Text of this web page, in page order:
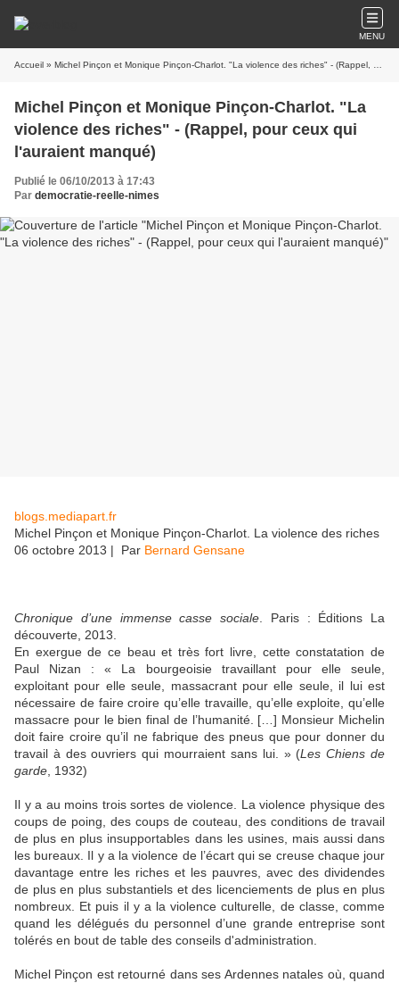
MENU
Accueil » Michel Pinçon et Monique Pinçon-Charlot. "La violence des riches" - (Rappel, pour ceux qui l'auraient manqué)
Michel Pinçon et Monique Pinçon-Charlot. "La
violence des riches" - (Rappel, pour ceux qui
l'auraient manqué)
Publié le 06/10/2013 à 17:43
Par democratie-reelle-nimes
blogs.mediapart.fr
Michel Pinçon et Monique Pinçon-Charlot. La violence des riches
06 octobre 2013 | Par Bernard Gensane
Chronique d’une immense casse sociale . Paris : Éditions La
découverte, 2013.
En exergue de ce beau et très fort livre, cette constatation de
Paul Nizan : « La bourgeoisie travaillant pour elle seule,
exploitant pour elle seule, massacrant pour elle seule, il lui est
nécessaire de faire croire qu’elle travaille, qu’elle exploite, qu’elle
massacre pour le bien final de l’humanité. […] Monsieur Michelin
doit faire croire qu’il ne fabrique des pneus que pour donner du
travail à des ouvriers qui mourraient sans lui. » (Les Chiens de
garde , 1932)
Il y a au moins trois sortes de violence. La violence physique des
coups de poing, des coups de couteau, des conditions de travail
de plus en plus insupportables dans les usines, mais aussi dans
les bureaux. Il y a la violence de l’écart qui se creuse chaque jour
davantage entre les riches et les pauvres, avec des dividendes
de plus en plus substantiels et des licenciements de plus en plus
nombreux. Et puis il y a la violence culturelle, de classe, comme
quand les délégués du personnel d’une grande entreprise sont
tolérés en bout de table des conseils d'administration.
Michel Pinçon est retourné dans ses Ardennes natales où, quand